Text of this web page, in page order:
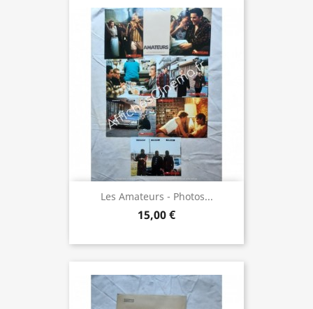
Les Amateurs - Photos...
15,00 €